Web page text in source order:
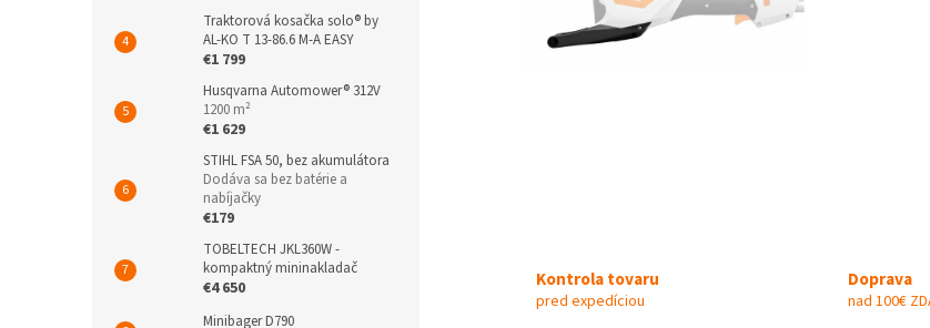
Traktorová kosačka solo® by
AL-KO T 13-86.6 M-A EASY
€1 799
Husqvarna Automower® 312V
1200 m²
€1 629
STIHL FSA 50, bez akumulátora
Dodáva sa bez batérie a
nabíjačky
€179
TOBELTECH JKL360W -
kompaktný mininakladač
€4 650
Minibager D790
Kontrola tovaru
pred expedíciou
Doprava
nad 100€